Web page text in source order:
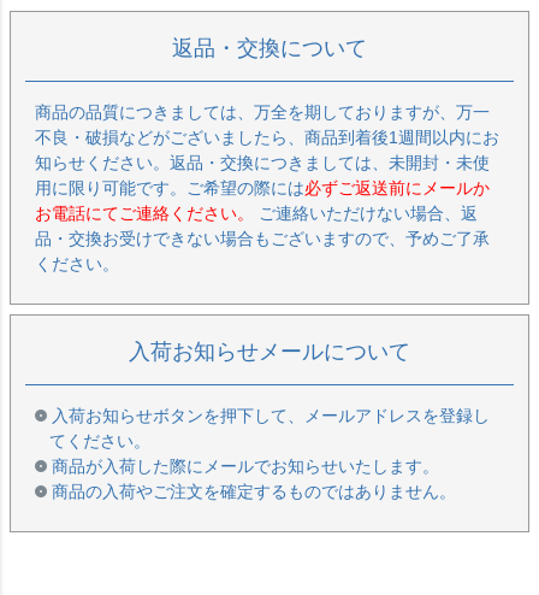
返品・交換について
商品の品質につきましては、万全を期しておりますが、万一
不良・破損などがございましたら、商品到着後1週間以内にお
知らせください。返品・交換につきましては、未開封・未使
用に限り可能です。ご希望の際には必ずご返送前にメールか
お電話にてご連絡ください。
ご連絡いただけない場合、返
品・交換お受けできない場合もございますので、予めご了承
ください。
入荷お知らせメールについて
入荷お知らせボタンを押下して、メールアドレスを登録し
てください。
商品が入荷した際にメールでお知らせいたします。
商品の入荷やご注文を確定するものではありません。